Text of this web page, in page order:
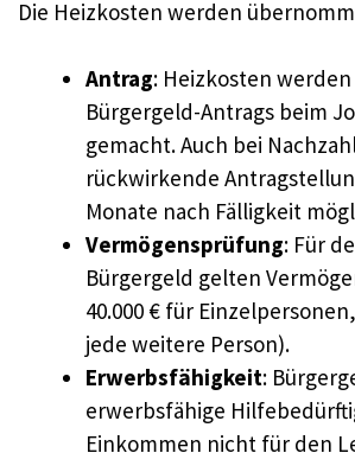
Die Heizkosten werden
Antrag: Heizkosten
Bürgergeld-Antrags beim
gemacht. Auch bei
rückwirkende
Monate nach Fälligkeit
Vermögensprüfung: Für
Bürgergeld gelten
40.000 € für
jede weitere Person).
Erwerbsfähigkeit:
erwerbsfähige
Einkommen nicht für den